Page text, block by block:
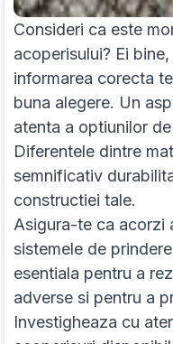
Consideri ca este
acoperisului? Ei
informarea corecta
buna alegere. Un
atenta a optiunilor
Diferentele dintre
semnificativ
constructiei tale.
Asigura-te ca acorzi
sistemele de
esentiala pentru a
adverse si pentru a
Investigheaza cu